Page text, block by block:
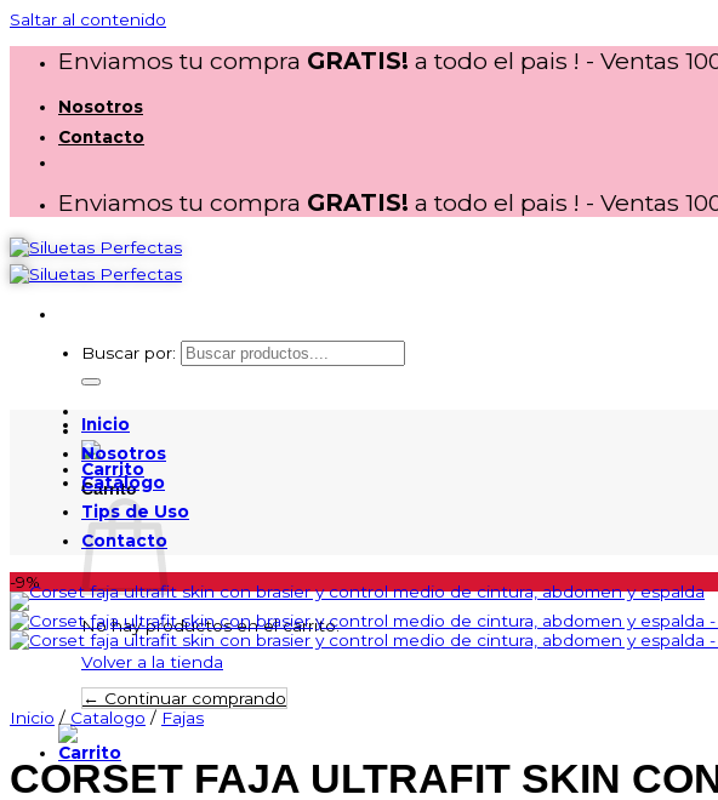
Saltar al contenido
Enviamos tu compra GRATIS! a todo el pais ! - Ventas
Nosotros
Contacto
Enviamos tu compra GRATIS! a todo el pais ! - Ventas
Buscar por:
Carrito
No hay productos en el carrito.
Volver a la tienda
← Continuar comprando
Inicio
Nosotros
Catálogo
Tips de Uso
Contacto
-9%
Inicio / Catalogo / Fajas
CORSET FAJA ULTRAFIT SKIN